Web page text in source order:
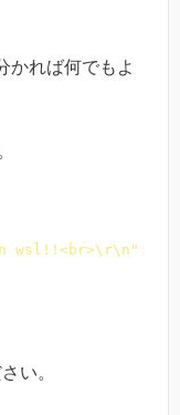
かれば何でもよ
wsl!!<br>\r\n"
い。